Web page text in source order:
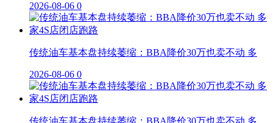
2026-08-06 0
传统油车基本盘持续萎缩：BBA降价30万也卖不动 多
2026-08-06 0
传统油车基本盘持续萎缩：BBA降价30万也卖不动 多